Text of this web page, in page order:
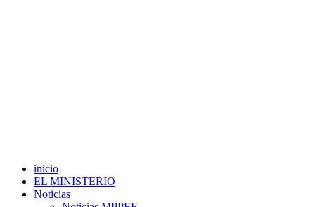
inicio
EL MINISTERIO
Noticias